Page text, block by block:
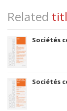
Related
Sociétés
Sociétés